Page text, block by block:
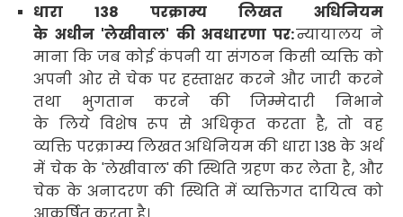
धारा138परक्राम्य लिखत अधिनियम
के अधीन'लेखीवाल' की अवधारणा पर:न्यायालय ने
माना कि जब कोई कंपनी या संगठन किसी व्यक्ति को
अपनी ओर से चेक पर हस्ताक्षर करने और जारी करने
तथा भुगतान करने की जिम्मेदारी निभाने
के लिये विशेष रूप से अधिकृत करता है,तो वह
व्यक्ति परक्राम्य लिखतअधिनियम की धारा138के अर्थ
में चेक के 'लेखीवाल'की स्थिति ग्रहण कर लेता है, और
चेक के अनादरण की स्थिति में व्यक्तिगत दायित्व को